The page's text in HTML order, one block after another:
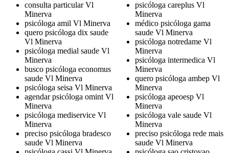
consulta particular Vl
Minerva
psicóloga amil Vl Minerva
quero psicóloga dix saude
Vl Minerva
psicóloga medial saude Vl
Minerva
busco psicóloga economus
saude Vl Minerva
psicóloga seisa Vl Minerva
agendar psicóloga omint Vl
Minerva
psicóloga mediservice Vl
Minerva
preciso psicóloga bradesco
saude Vl Minerva
psicóloga careplus Vl
Minerva
médico psicóloga gama
saude Vl Minerva
psicóloga notredame Vl
Minerva
psicóloga intermedica Vl
Minerva
quero psicóloga ambep Vl
Minerva
psicóloga apeoesp Vl
Minerva
psicóloga vale saude Vl
Minerva
preciso psicóloga rede mais
saude Vl Minerva